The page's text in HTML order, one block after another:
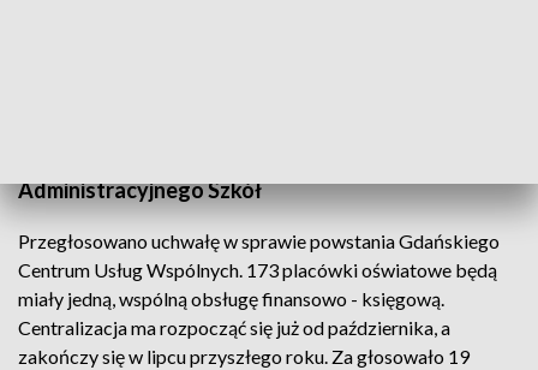
Administracyjnego Szkół
Przegłosowano uchwałę w sprawie powstania Gdańskiego
Centrum Usług Wspólnych. 173 placówki oświatowe będą
miały jedną, wspólną obsługę finansowo - księgową.
Centralizacja ma rozpocząć się już od października, a
zakończy się w lipcu przyszłego roku. Za głosowało 19